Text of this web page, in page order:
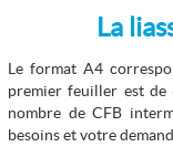
La
Le format A4
premier feuiller est de
nombre de CFB
besoins et votre